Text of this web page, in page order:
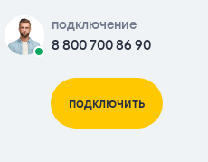
подключение
8 800 700 86 90
подключить